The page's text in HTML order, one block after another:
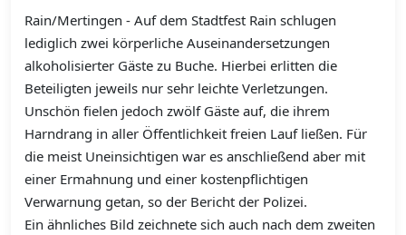
Rain/Mertingen - Auf dem Stadtfest Rain schlugen
lediglich zwei körperliche Auseinandersetzungen
alkoholisierter Gäste zu Buche. Hierbei erlitten die
Beteiligten jeweils nur sehr leichte Verletzungen.
Unschön fielen jedoch zwölf Gäste auf, die ihrem
Harndrang in aller Öffentlichkeit freien Lauf ließen. Für
die meist Uneinsichtigen war es anschließend aber mit
einer Ermahnung und einer kostenpflichtigen
Verwarnung getan, so der Bericht der Polizei.
Ein ähnliches Bild zeichnete sich auch nach dem zweiten